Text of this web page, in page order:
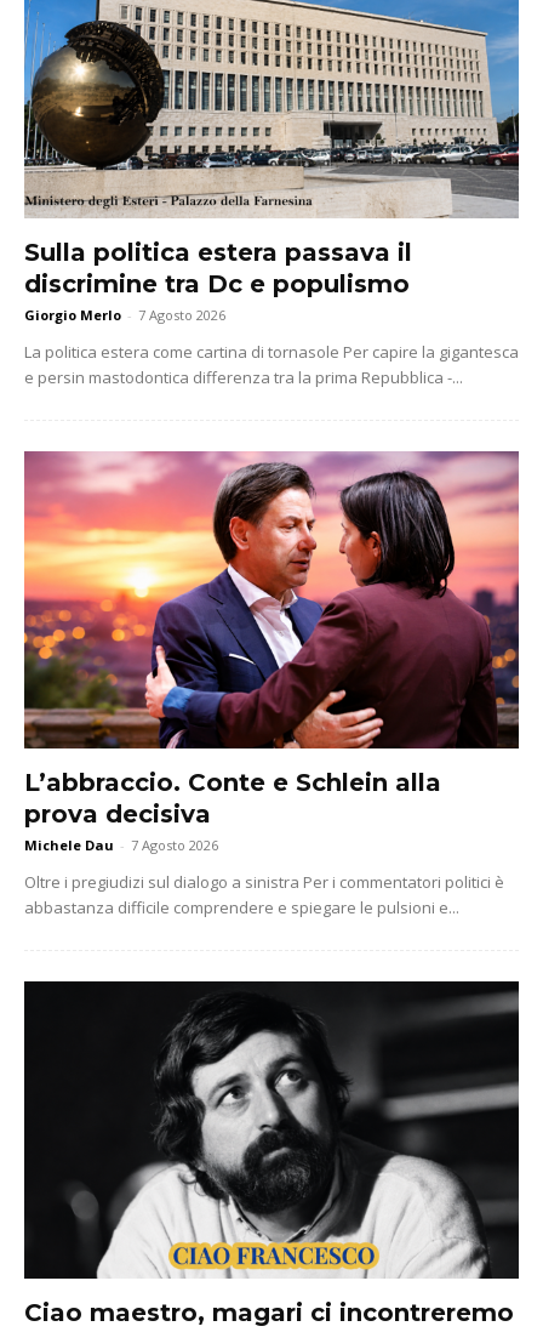
Sulla politica estera passava il
discrimine tra Dc e populismo
Giorgio Merlo - 7 Agosto 2026
La politica estera come cartina di tornasole Per capire la gigantesca
e persin mastodontica differenza tra la prima Repubblica -...
L’abbraccio. Conte e Schlein alla
prova decisiva
Michele Dau - 7 Agosto 2026
Oltre i pregiudizi sul dialogo a sinistra Per i commentatori politici è
abbastanza difficile comprendere e spiegare le pulsioni e...
Ciao maestro, magari ci incontreremo